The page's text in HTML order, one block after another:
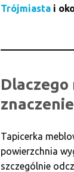
Trójmiasta i
Tapicerka
powierzchnia
szczególnie